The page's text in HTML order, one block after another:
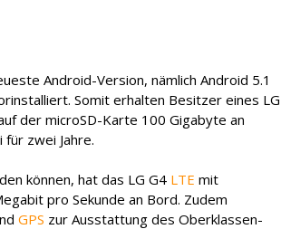
Android-Version, nämlich Android 5.1
Somit erhalten Besitzer eines LG
der microSD-Karte 100 Gigabyte an
zwei Jahre.
können, hat das LG G4 LTE mit
pro Sekunde an Bord. Zudem
GPS zur Ausstattung des Oberklassen-